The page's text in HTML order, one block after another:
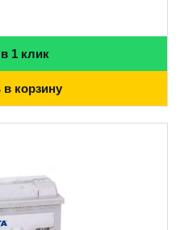
1 клик
корзину